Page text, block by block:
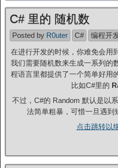
C# 里的 随机数
Posted by R0uter C#
编程开
在进行开发的时候，你难免会用
我们需要随机数来生成一系列的
程语言里都提供了一个简单好用
比如C#里的
不过，C#的 Random 默认是
法简单粗暴，可惜一旦遇
点击跳转以